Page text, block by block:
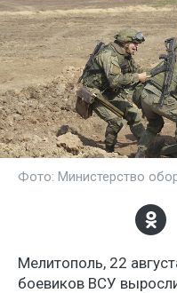
Фото: Министерство
Мелитополь, 22
боевиков ВСУ